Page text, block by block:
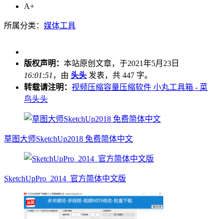
A+
所属分类： 媒体工具
版权声明： 本站原创文章，于2021年5月23日
16:01:51 ，由 头头 发表，共 447 字。
转载请注明： 视频压缩容量压缩软件 小丸工具箱 - 菜
鸟头头
草图大师SketchUp2018 免费简体中文
SketchUpPro_2014_官方简体中文版